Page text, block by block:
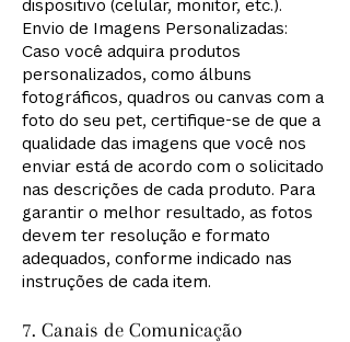
dispositivo (celular, monitor, etc.).
Envio de Imagens Personalizadas:
Caso você adquira produtos
personalizados, como álbuns
fotográficos, quadros ou canvas com a
foto do seu pet, certifique-se de que a
qualidade das imagens que você nos
enviar está de acordo com o solicitado
nas descrições de cada produto. Para
garantir o melhor resultado, as fotos
devem ter resolução e formato
adequados, conforme indicado nas
instruções de cada item.
7. Canais de Comunicação